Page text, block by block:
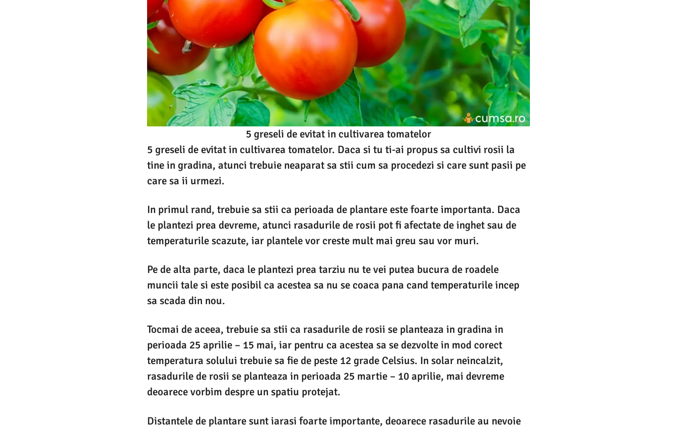
5 greseli de evitat in cultivarea tomatelor
5 greseli de evitat in cultivarea tomatelor. Daca si tu ti-ai propus sa cultivi rosii la
tine in gradina, atunci trebuie neaparat sa stii cum sa procedezi si care sunt pasii pe
care sa ii urmezi.
In primul rand, trebuie sa stii ca perioada de plantare este foarte importanta. Daca
le plantezi prea devreme, atunci rasadurile de rosii pot fi afectate de inghet sau de
temperaturile scazute, iar plantele vor creste mult mai greu sau vor muri.
Pe de alta parte, daca le plantezi prea tarziu nu te vei putea bucura de roadele
muncii tale si este posibil ca acestea sa nu se coaca pana cand temperaturile incep
sa scada din nou.
Tocmai de aceea, trebuie sa stii ca rasadurile de rosii se planteaza in gradina in
perioada 25 aprilie – 15 mai, iar pentru ca acestea sa se dezvolte in mod corect
temperatura solului trebuie sa fie de peste 12 grade Celsius. In solar neincalzit,
rasadurile de rosii se planteaza in perioada 25 martie – 10 aprilie, mai devreme
deoarece vorbim despre un spatiu protejat.
Distantele de plantare sunt iarasi foarte importante, deoarece rasadurile au nevoie